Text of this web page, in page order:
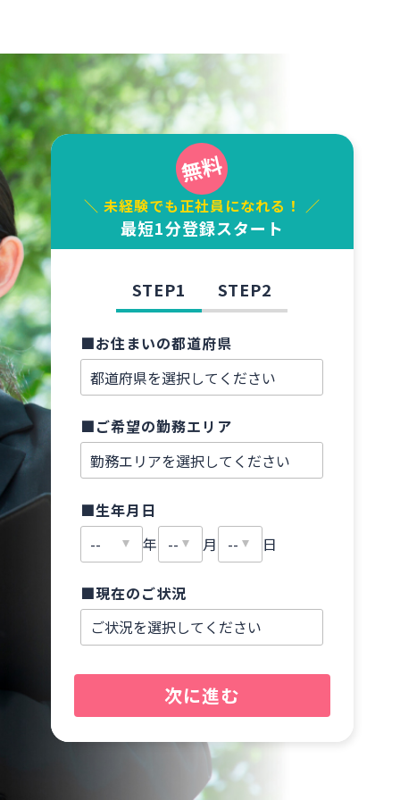
＼ 未経験でも正社員になれる！ ／
最短1分登録スタート
STEP1 STEP2
■お住まいの都道府県
■ご希望の勤務エリア
■生年月日
年
月 日
■現在のご状況
次に進む